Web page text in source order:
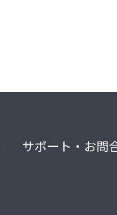
サポート・お問